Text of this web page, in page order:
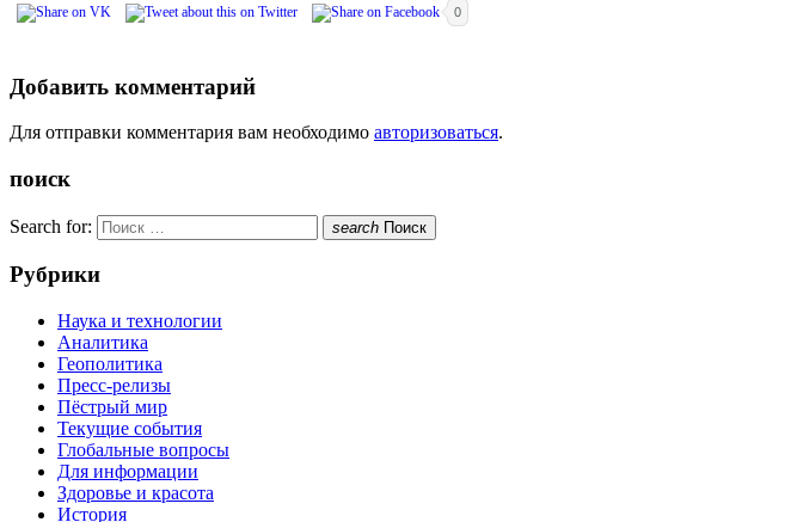
0
Добавить комментарий
Для отправки комментария вам необходимо авторизоваться.
поиск
Search for: search Поиск
Рубрики
Наука и технологии
Аналитика
Геополитика
Пресс-релизы
Пёстрый мир
Текущие события
Глобальные вопросы
Для информации
Здоровье и красота
История